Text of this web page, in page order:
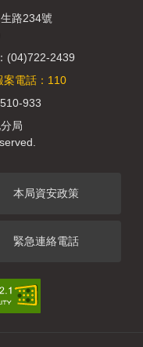
路234號
(04)722-2439
案電話：110
933
局
本局資安政策
緊急連絡電話